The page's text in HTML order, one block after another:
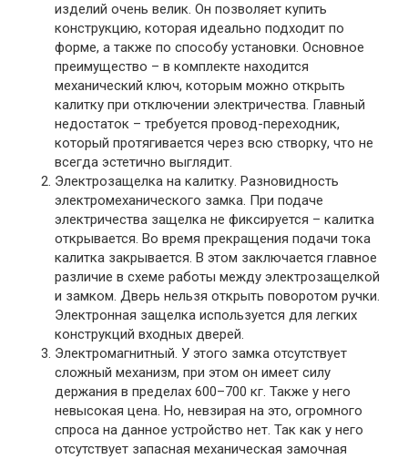
изделий очень велик. Он позволяет купить
конструкцию, которая идеально подходит по
форме, а также по способу установки. Основное
преимущество – в комплекте находится
механический ключ, которым можно открыть
калитку при отключении электричества. Главный
недостаток – требуется провод-переходник,
который протягивается через всю створку, что не
всегда эстетично выглядит.
Электрозащелка на калитку. Разновидность
электромеханического замка. При подаче
электричества защелка не фиксируется – калитка
открывается. Во время прекращения подачи тока
калитка закрывается. В этом заключается главное
различие в схеме работы между электрозащелкой
и замком. Дверь нельзя открыть поворотом ручки.
Электронная защелка используется для легких
конструкций входных дверей.
Электромагнитный. У этого замка отсутствует
сложный механизм, при этом он имеет силу
держания в пределах 600–700 кг. Также у него
невысокая цена. Но, невзирая на это, огромного
спроса на данное устройство нет. Так как у него
отсутствует запасная механическая замочная